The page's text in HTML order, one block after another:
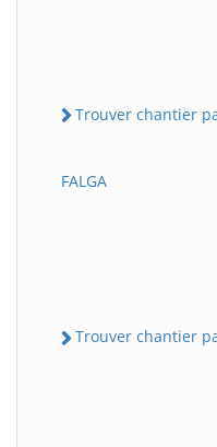
Trouver chantier
FALGA
Trouver chantier